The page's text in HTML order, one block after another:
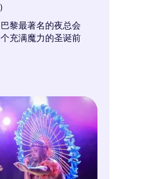
黎最著名的夜总会
充满魔力的圣诞前